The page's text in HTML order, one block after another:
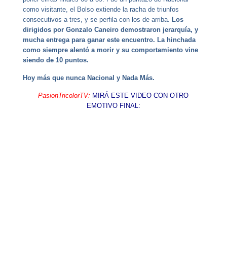
como visitante, el Bolso extiende la racha de triunfos
consecutivos a tres, y se perfila con los de arriba. Los
dirigidos por Gonzalo Caneiro demostraron jerarquía, y
mucha entrega para ganar este encuentro. La hinchada
como siempre alentó a morir y su comportamiento vine
siendo de 10 puntos.
Hoy más que nunca Nacional y Nada Más.
PasionTricolorTV: MIRÁ ESTE VIDEO CON OTRO
EMOTIVO FINAL: